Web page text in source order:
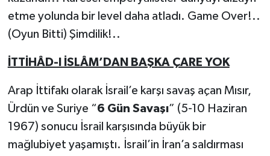
etme yolunda bir level daha atladı. Game Over!..
(Oyun Bitti) Şimdilik!..
İTTİHÂD-I İSLÂM’DAN BAŞKA ÇARE YOK
Arap İttifakı olarak İsrail’e karşı savaş açan Mısır,
Ürdün ve Suriye “6 Gün Savaşı” (5-10 Haziran
1967) sonucu İsrail karşısında büyük bir
mağlubiyet yaşamıştı. İsrail’in İran’a saldırması